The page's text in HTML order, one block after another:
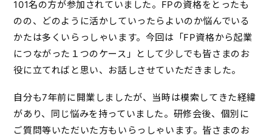
101名の方が参加されていました。FPの資格をとったも
のの、どのように活かしていったらよいのか悩んでいる
かたは多くいらっしゃいます。今回は「FP資格から起業
につながった１つのケース」として少しでも皆さまのお
役に立てればと思い、お話しさせていただきました。
自分も7年前に開業しましたが、当時は模索してきた経緯
があり、同じ悩みを持っていました。研修会後、個別に
ご質問等いただいた方もいらっしゃいます。皆さまのお